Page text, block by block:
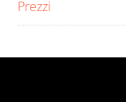
Prezzi